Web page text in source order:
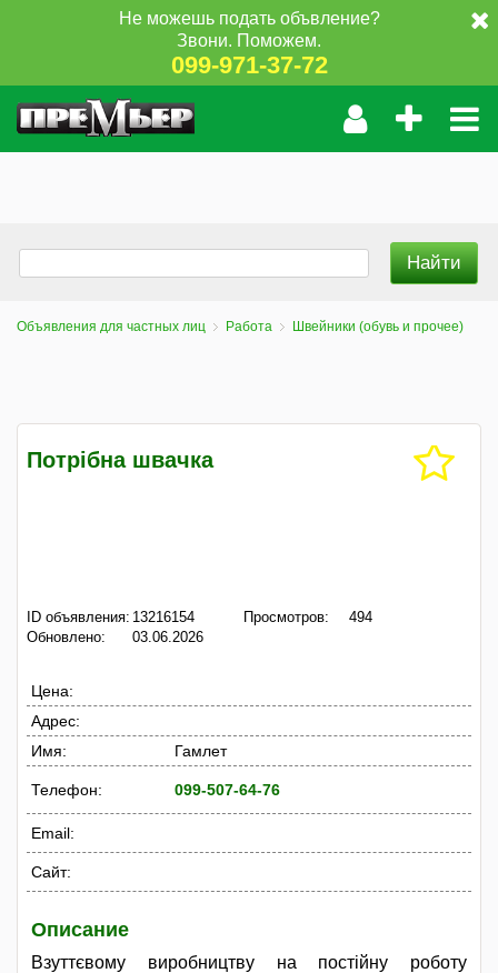
Не можешь подать объвление?
Звони. Поможем.
099-971-37-72
Объявления для частных лиц Работа Швейники (обувь и прочее)
Потрібна швачка
ID объявления: 13216154
Обновлено:
03.06.2026
Просмотров: 494
Цена:
Адрес:
Имя:
Гамлет
Телефон: 099-507-64-76
Email:
Сайт:
Описание
Взуттєвому виробництву на постійну роботу